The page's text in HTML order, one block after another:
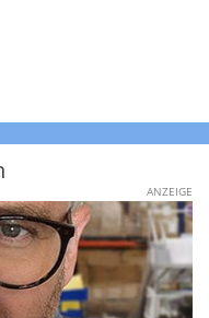
ANZEIGE